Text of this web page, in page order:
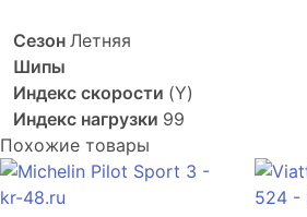
Сезон Летняя
Шипы
Индекс скорости (Y)
Индекс нагрузки 99
Похожие товары